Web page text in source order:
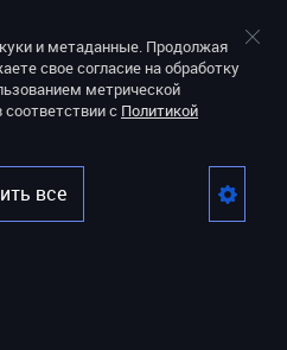
и метаданные. Продолжая
свое согласие на обработку
метрической
с Политикой
все